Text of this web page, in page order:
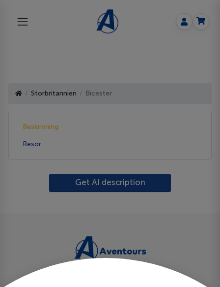
Storbritannien Bicester
Beskrivning
Resor
Get AI description